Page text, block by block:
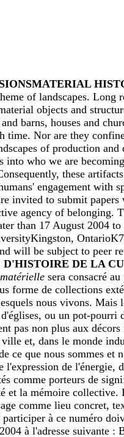
MATERIAL
of landscapes. Long
objects and
barns, houses and
time. Nor are they
of production
into who we are
these
engagement with
invited to submit
agency of belonging.
than 17 August 2004
will be subject to peer
D'HISTOIRE DE LA
sera consacré au
forme de collections
nous vivons. Mais
ou un pot-
pas non plus aux
et, dans le monde
ce que nous sommes et
l'expression de l'énergie,
comme porteurs de
et la mémoire collective.
comme lieu concret,
participer à ce numéro
à l'adresse suivante :